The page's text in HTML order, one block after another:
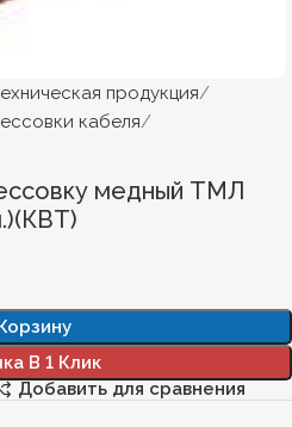
продукция
кабеля
медный ТМЛ
В 1 Клик
Добавить для сравнения